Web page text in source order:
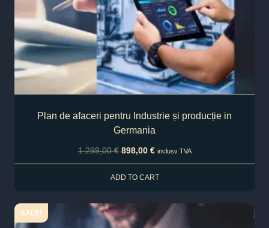
Plan de afaceri pentru Industrie și producție in
Germania
1.299,00€ 898,00 € inclusv TVA
ADD TO CART
SALE!